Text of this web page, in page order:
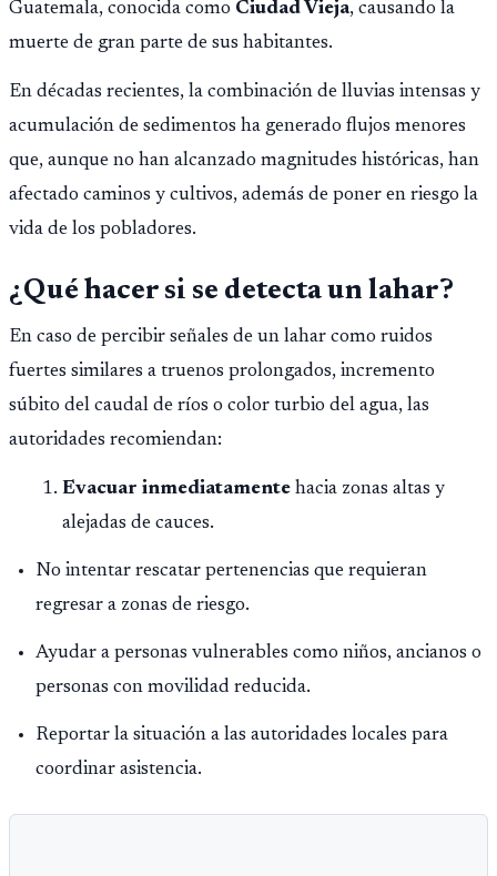
Guatemala, conocida como Ciudad Vieja, causando la
muerte de gran parte de sus habitantes.
En décadas recientes, la combinación de lluvias intensas y
acumulación de sedimentos ha generado flujos menores
que, aunque no han alcanzado magnitudes históricas, han
afectado caminos y cultivos, además de poner en riesgo la
vida de los pobladores.
¿Qué hacer si se detecta un lahar?
En caso de percibir señales de un lahar como ruidos
fuertes similares a truenos prolongados, incremento
súbito del caudal de ríos o color turbio del agua, las
autoridades recomiendan:
Evacuar inmediatamente hacia zonas altas y
alejadas de cauces.
No intentar rescatar pertenencias que requieran
regresar a zonas de riesgo.
Ayudar a personas vulnerables como niños, ancianos o
personas con movilidad reducida.
Reportar la situación a las autoridades locales para
coordinar asistencia.